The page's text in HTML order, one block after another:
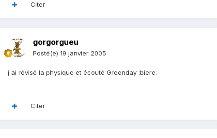
Citer
gorgorgueu
Posté(e) 19 janvier 2005
j ai révisé la physique et écouté Greenday :biere:
Citer